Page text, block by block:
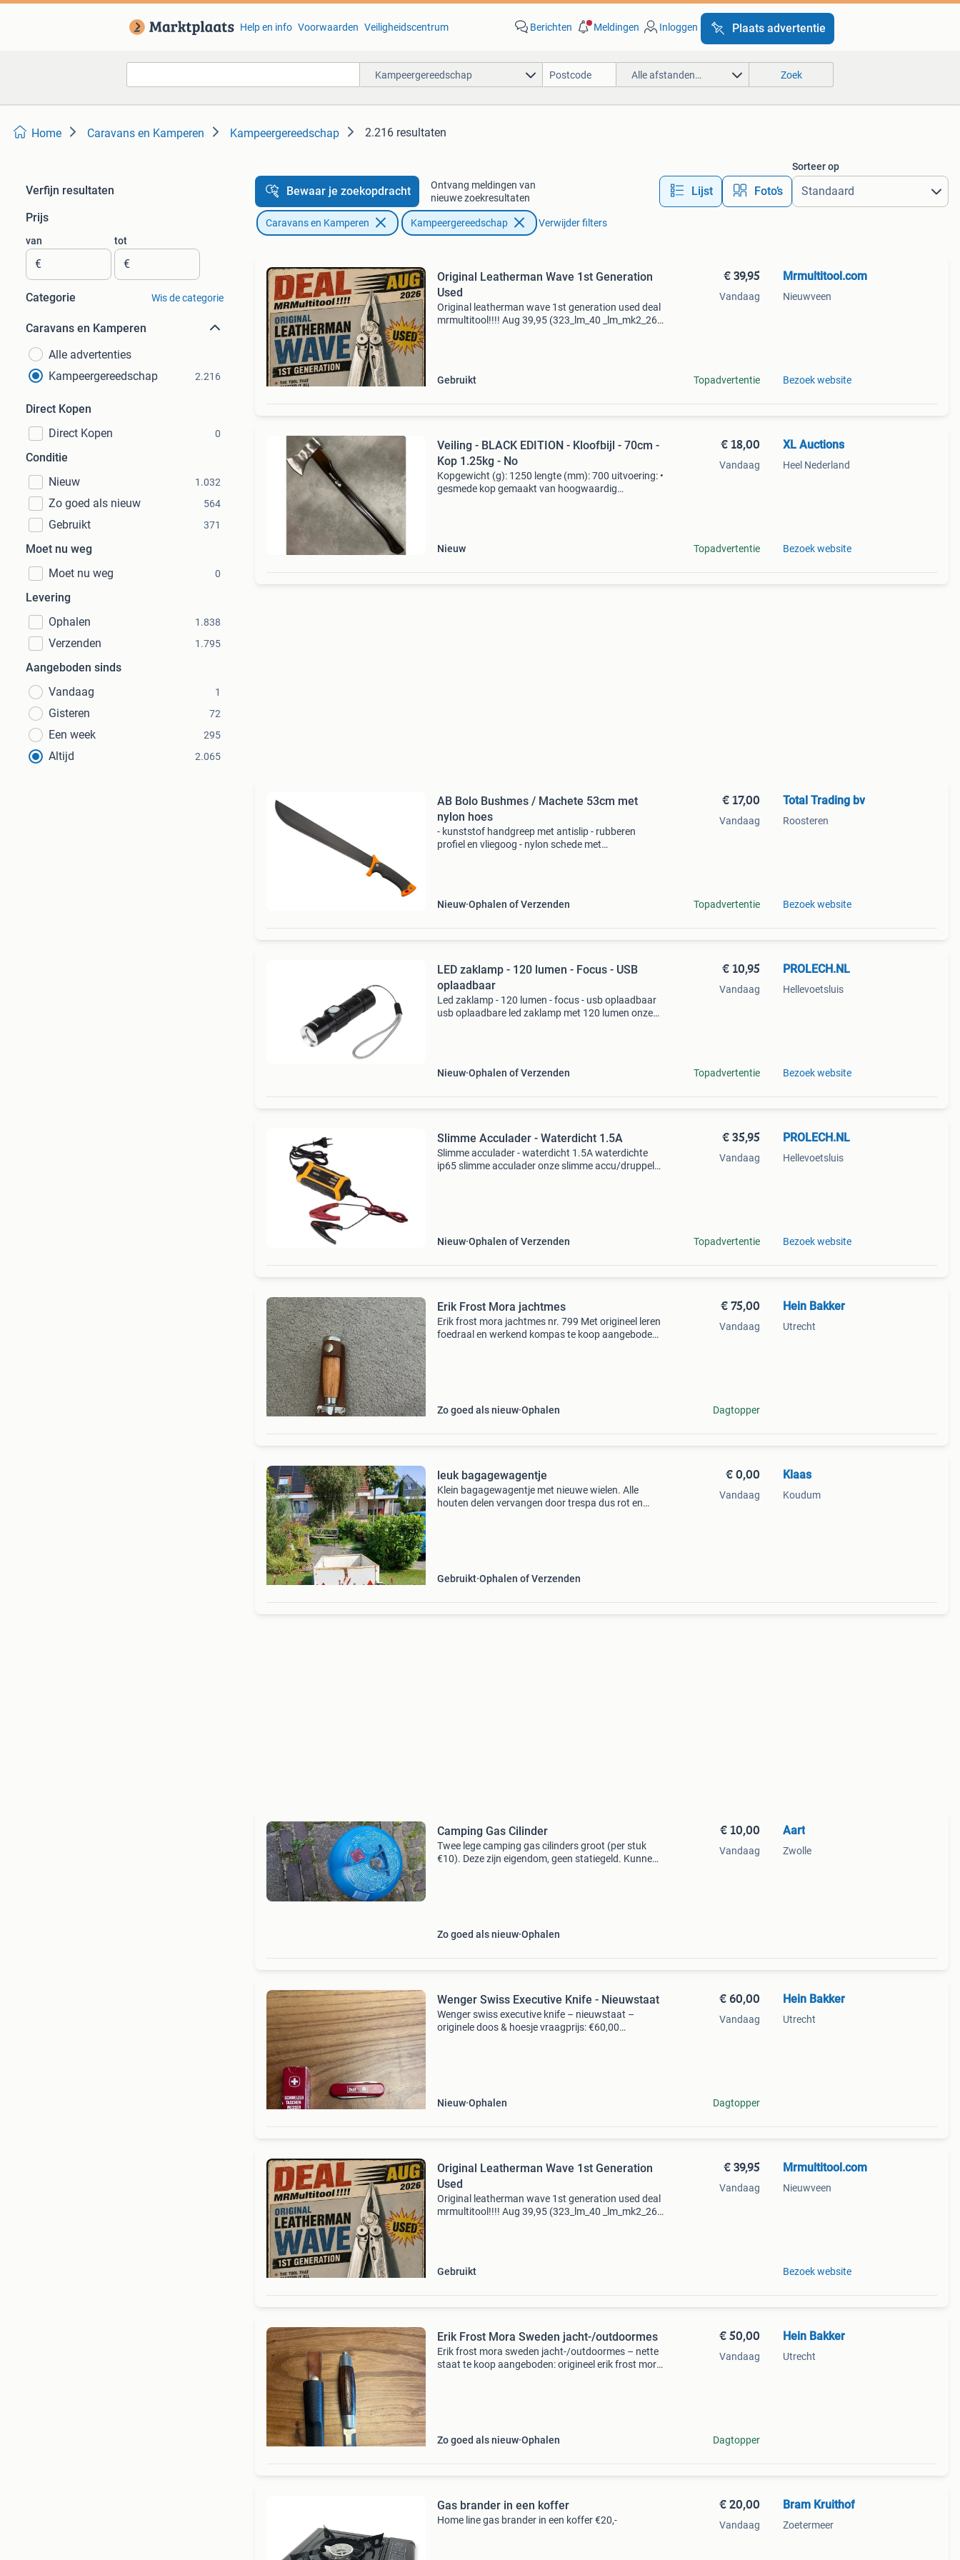
Help en info Voorwaarden Veiligheidscentrum Berichten Meldingen Inloggen Plaats advertentie
Kampeergereedschap Alle afstanden… Zoek
Home Caravans en Kamperen Kampeergereedschap 2.216 resultaten
Verfijn resultaten
Prijs
van
€
tot
€
Categorie Wis de categorie
Caravans en Kamperen
Alle advertenties
Kampeergereedschap
2.216
Direct Kopen
Direct Kopen
0
Conditie
Nieuw
1.032
Zo goed als nieuw 564
Gebruikt 371
Moet nu weg
Moet nu weg
0
Levering
Ophalen
1.838
Verzenden 1.795
Aangeboden sinds
Vandaag
1
Gisteren 72
Een week 295
Altijd 2.065
Bewaar je zoekopdracht
Ontvang meldingen van
nieuwe zoekresultaten
Lijst Foto’s
Sorteer op
Caravans en Kamperen Kampeergereedschap Verwijder filters
Original Leatherman Wave 1st Generation
Used
Original leatherman wave 1st generation used deal
mrmultitool!!!! Aug 39,95 (323_lm_40 _lm_mk2_26)
Gebruikt
€ 39,95
Vandaag
Topadvertentie
Mrmultitool.com
Nieuwveen
Bezoek website
Veiling - BLACK EDITION - Kloofbijl - 70cm -
Kop 1.25kg - No
Kopgewicht (g): 1250 lengte (mm): 700 uitvoering: •
gesmede kop gemaakt van hoogwaardig
Nieuw
€ 18,00
Vandaag
Topadvertentie
XL Auctions
Heel Nederland
Bezoek website
AB Bolo Bushmes / Machete 53cm met
nylon hoes
- kunststof handgreep met antislip - rubberen
profiel en vliegoog - nylon schede met
Nieuw Ophalen of Verzenden
€ 17,00
Vandaag
Topadvertentie
Total Trading bv
Roosteren
Bezoek website
LED zaklamp - 120 lumen - Focus - USB
oplaadbaar
Led zaklamp - 120 lumen - focus - usb oplaadbaar
usb oplaadbare led zaklamp met 120 lumen onze
Nieuw Ophalen of Verzenden
€ 10,95
Vandaag
Topadvertentie
PROLECH.NL
Hellevoetsluis
Bezoek website
Slimme Acculader - Waterdicht 1.5A
Slimme acculader - waterdicht 1.5A waterdichte
ip65 slimme acculader onze slimme accu/druppel
Nieuw Ophalen of Verzenden
€ 35,95
Vandaag
Topadvertentie
PROLECH.NL
Hellevoetsluis
Bezoek website
Erik Frost Mora jachtmes
Erik frost mora jachtmes nr. 799 Met origineel leren
foedraal en werkend kompas te koop aangeboden:
Zo goed als nieuw Ophalen
€ 75,00
Vandaag
Dagtopper
Hein Bakker
Utrecht
leuk bagagewagentje
Klein bagagewagentje met nieuwe wielen. Alle
houten delen vervangen door trespa dus rot en
Gebruikt Ophalen of Verzenden
€ 0,00
Vandaag
Klaas
Koudum
Camping Gas Cilinder
Twee lege camping gas cilinders groot (per stuk
€10). Deze zijn eigendom, geen statiegeld. Kunnen
Zo goed als nieuw Ophalen
€ 10,00
Vandaag
Aart
Zwolle
Wenger Swiss Executive Knife - Nieuwstaat
Wenger swiss executive knife – nieuwstaat –
originele doos & hoesje vraagprijs: €60,00
Nieuw Ophalen
€ 60,00
Vandaag
Dagtopper
Hein Bakker
Utrecht
Original Leatherman Wave 1st Generation
Used
Original leatherman wave 1st generation used deal
mrmultitool!!!! Aug 39,95 (323_lm_40 _lm_mk2_26)
Gebruikt
€ 39,95
Vandaag
Mrmultitool.com
Nieuwveen
Bezoek website
Erik Frost Mora Sweden jacht-/outdoormes
Erik frost mora sweden jacht-/outdoormes – nette
staat te koop aangeboden: origineel erik frost mora
Zo goed als nieuw Ophalen
€ 50,00
Vandaag
Dagtopper
Hein Bakker
Utrecht
Gas brander in een koffer
Home line gas brander in een koffer €20,-
€ 20,00
Vandaag
Bram Kruithof
Zoetermeer